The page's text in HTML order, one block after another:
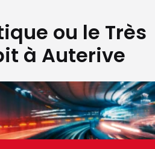
ou le Très
à Auterive